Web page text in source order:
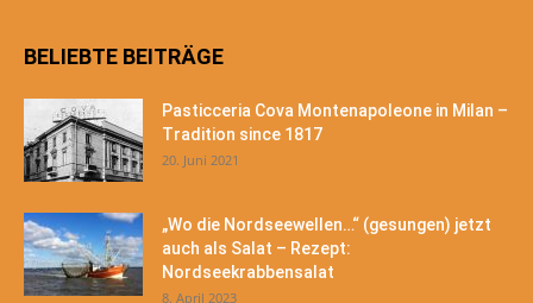
BELIEBTE BEITRÄGE
Pasticceria Cova Montenapoleone in Milan –
Tradition since 1817
20. Juni 2021
„Wo die Nordseewellen…“ (gesungen) jetzt
auch als Salat – Rezept:
Nordseekrabbensalat
8. April 2023